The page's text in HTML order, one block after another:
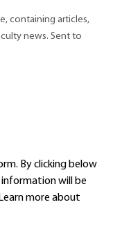
containing articles,
news. Sent to
By clicking below
will be
Learn moreabout